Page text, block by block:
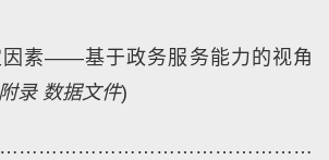
因素——基于政务服务能力的视角
录 数据文件)